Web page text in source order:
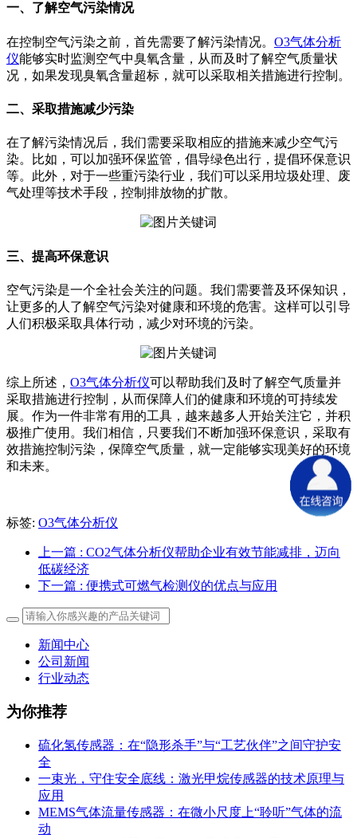
一、了解空气污染情况
在控制空气污染之前，首先需要了解污染情况。 O3气体分析
仪能够实时监测空气中臭氧含量，从而及时了解空气质量状
况，如果发现臭氧含量超标，就可以采取相关措施进行控制。
二、采取措施减少污染
在了解污染情况后，我们需要采取相应的措施来减少空气污
染。比如，可以加强环保监管，倡导绿色出行，提倡环保意识
等。此外，对于一些重污染行业，我们可以采用垃圾处理、废
气处理等技术手段，控制排放物的扩散。
三、提高环保意识
空气污染是一个全社会关注的问题。我们需要普及环保知识，
让更多的人了解空气污染对健康和环境的危害。这样可以引导
人们积极采取具体行动，减少对环境的污染。
综上所述， O3气体分析仪可以帮助我们及时了解空气质量并
采取措施进行控制，从而保障人们的健康和环境的可持续发
展。作为一件非常有用的工具，越来越多人开始关注它，并积
极推广使用。我们相信，只要我们不断加强环保意识，采取有
效措施控制污染，保障空气质量，就一定能够实现美好的环境
和未来。
标签: O3气体分析仪
上一篇 : CO2气体分析仪帮助企业有效节能减排，迈向
低碳经济
下一篇 : 便携式可燃气检测仪的优点与应用
新闻中心
公司新闻
行业动态
为你推荐
硫化氢传感器：在“隐形杀手”与“工艺伙伴”之间守护安
全
一束光，守住安全底线：激光甲烷传感器的技术原理与
应用
MEMS气体流量传感器：在微小尺度上“聆听”气体的流
动